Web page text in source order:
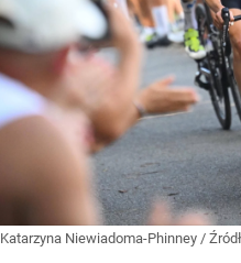
Katarzyna Niewiadoma-Phinney /